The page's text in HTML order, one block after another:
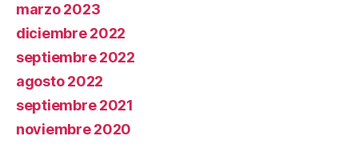
marzo 2023
diciembre 2022
septiembre 2022
agosto 2022
septiembre 2021
noviembre 2020